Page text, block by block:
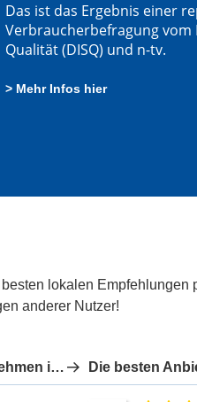
Das ist das Ergebnis einer
Verbraucherbefragung
Qualität (DISQ) und n-tv.
> Mehr Infos hier
lokalen Empfehlungen
anderer Nutzer!
Die besten Bauunternehmen in Krün